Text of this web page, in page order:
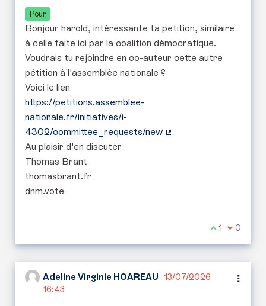
Pour
Bonjour harold, intéressante ta pétition, similaire
à celle faite ici par la coalition démocratique.
Voudrais tu rejoindre en co-auteur cette autre
pétition à l'assemblée nationale ?
Voici le lien
https://petitions.assemblee-
nationale.fr/initiatives/i-
4302/committee_requests/new
Au plaisir d'en discuter
Thomas Brant
thomasbrant.fr
dnm.vote
Je suis
1 Je ne
0
Adeline Virginie HOAREAU
13/07/2026
16:43